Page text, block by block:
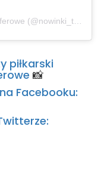
piłkarski
📸
Facebooku: